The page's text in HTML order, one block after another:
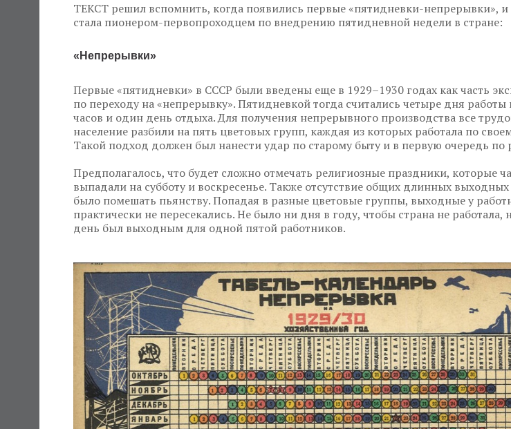
ТЕКСТ решил вспомнить, когда появились первые «пятидневки-непрерывки»,
стала пионером-первопроходцем по внедрению пятидневной недели в стране:
«Непрерывки»
Первые «пятидневки» в СССР были введены еще в 1929–1930 годах как часть
по переходу на «непрерывку». Пятидневкой тогда считались четыре дня работы
часов и один день отдыха. Для получения непрерывного производства все
население разбили на пять цветовых групп, каждая из которых работала по
Такой подход должен был нанести удар по старому быту и в первую очередь по
Предполагалось, что будет сложно отмечать религиозные праздники, которые
выпадали на субботу и воскресенье. Также отсутствие общих длинных
было помешать пьянству. Попадая в разные цветовые группы, выходные у
практически не пересекались. Не было ни дня в году, чтобы страна не
день был выходным для одной пятой работников.